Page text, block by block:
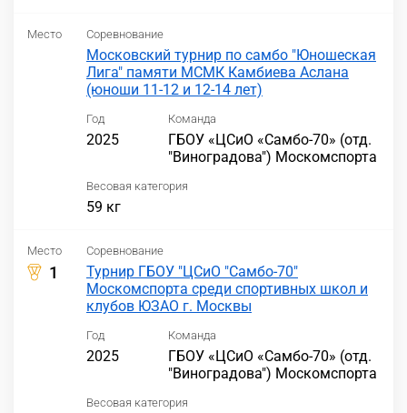
Место Соревнование
Московский турнир по самбо "Юношеская
Лига" памяти МСМК Камбиева Аслана
(юноши 11-12 и 12-14 лет)
Год
2025
Команда
ГБОУ «ЦСиО «Самбо-70» (отд.
"Виноградова") Москомспорта
Весовая категория
59 кг
Место
1
Соревнование
Турнир ГБОУ "ЦСиО "Самбо-70"
Москомспорта среди спортивных школ и
клубов ЮЗАО г. Москвы
Год
2025
Команда
ГБОУ «ЦСиО «Самбо-70» (отд.
"Виноградова") Москомспорта
Весовая категория